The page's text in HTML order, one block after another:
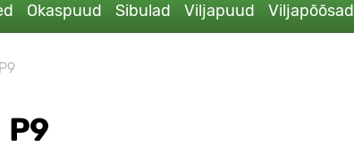
Okaspuud Sibulad Viljapuud Viljapõõsad
P9